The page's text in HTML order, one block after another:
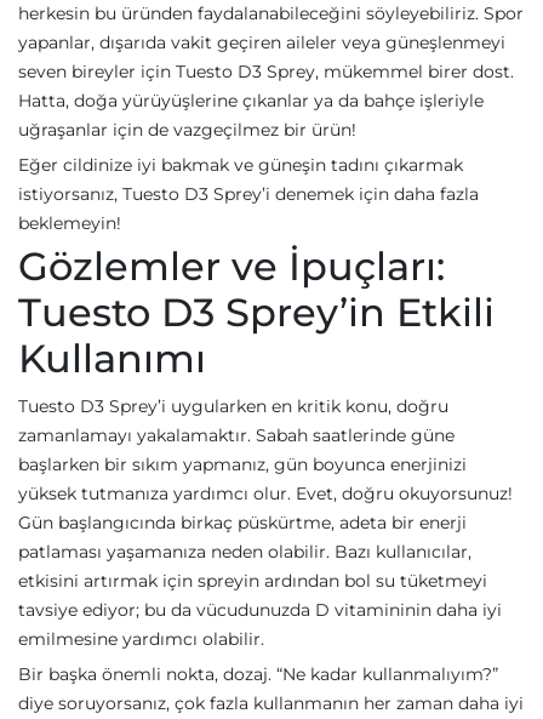
herkesin bu üründen faydalanabileceğini söyleyebiliriz. Spor
yapanlar, dışarıda vakit geçiren aileler veya güneşlenmeyi
seven bireyler için Tuesto D3 Sprey, mükemmel birer dost.
Hatta, doğa yürüyüşlerine çıkanlar ya da bahçe işleriyle
uğraşanlar için de vazgeçilmez bir ürün!
Eğer cildinize iyi bakmak ve güneşin tadını çıkarmak
istiyorsanız, Tuesto D3 Sprey’i denemek için daha fazla
beklemeyin!
Gözlemler ve İpuçları:
Tuesto D3 Sprey’in Etkili
Kullanımı
Tuesto D3 Sprey’i uygularken en kritik konu, doğru
zamanlamayı yakalamaktır. Sabah saatlerinde güne
başlarken bir sıkım yapmanız, gün boyunca enerjinizi
yüksek tutmanıza yardımcı olur. Evet, doğru okuyorsunuz!
Gün başlangıcında birkaç püskürtme, adeta bir enerji
patlaması yaşamanıza neden olabilir. Bazı kullanıcılar,
etkisini artırmak için spreyin ardından bol su tüketmeyi
tavsiye ediyor; bu da vücudunuzda D vitamininin daha iyi
emilmesine yardımcı olabilir.
Bir başka önemli nokta, dozaj. “Ne kadar kullanmalıyım?”
diye soruyorsanız, çok fazla kullanmanın her zaman daha iyi